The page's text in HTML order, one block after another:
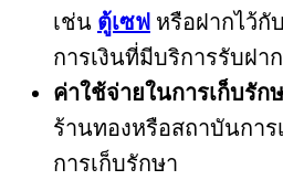
เช่น ตู้เซฟ หรือฝากไว้กั
การเงินที่มีบริการรับฝา
ค่าใช้จ่ายในการเก็บรัก
ร้านทองหรือสถาบันกา
การเก็บรักษา